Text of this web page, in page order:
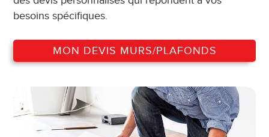
besoins spécifiques.
MON DEVIS MURS/PLAFONDS